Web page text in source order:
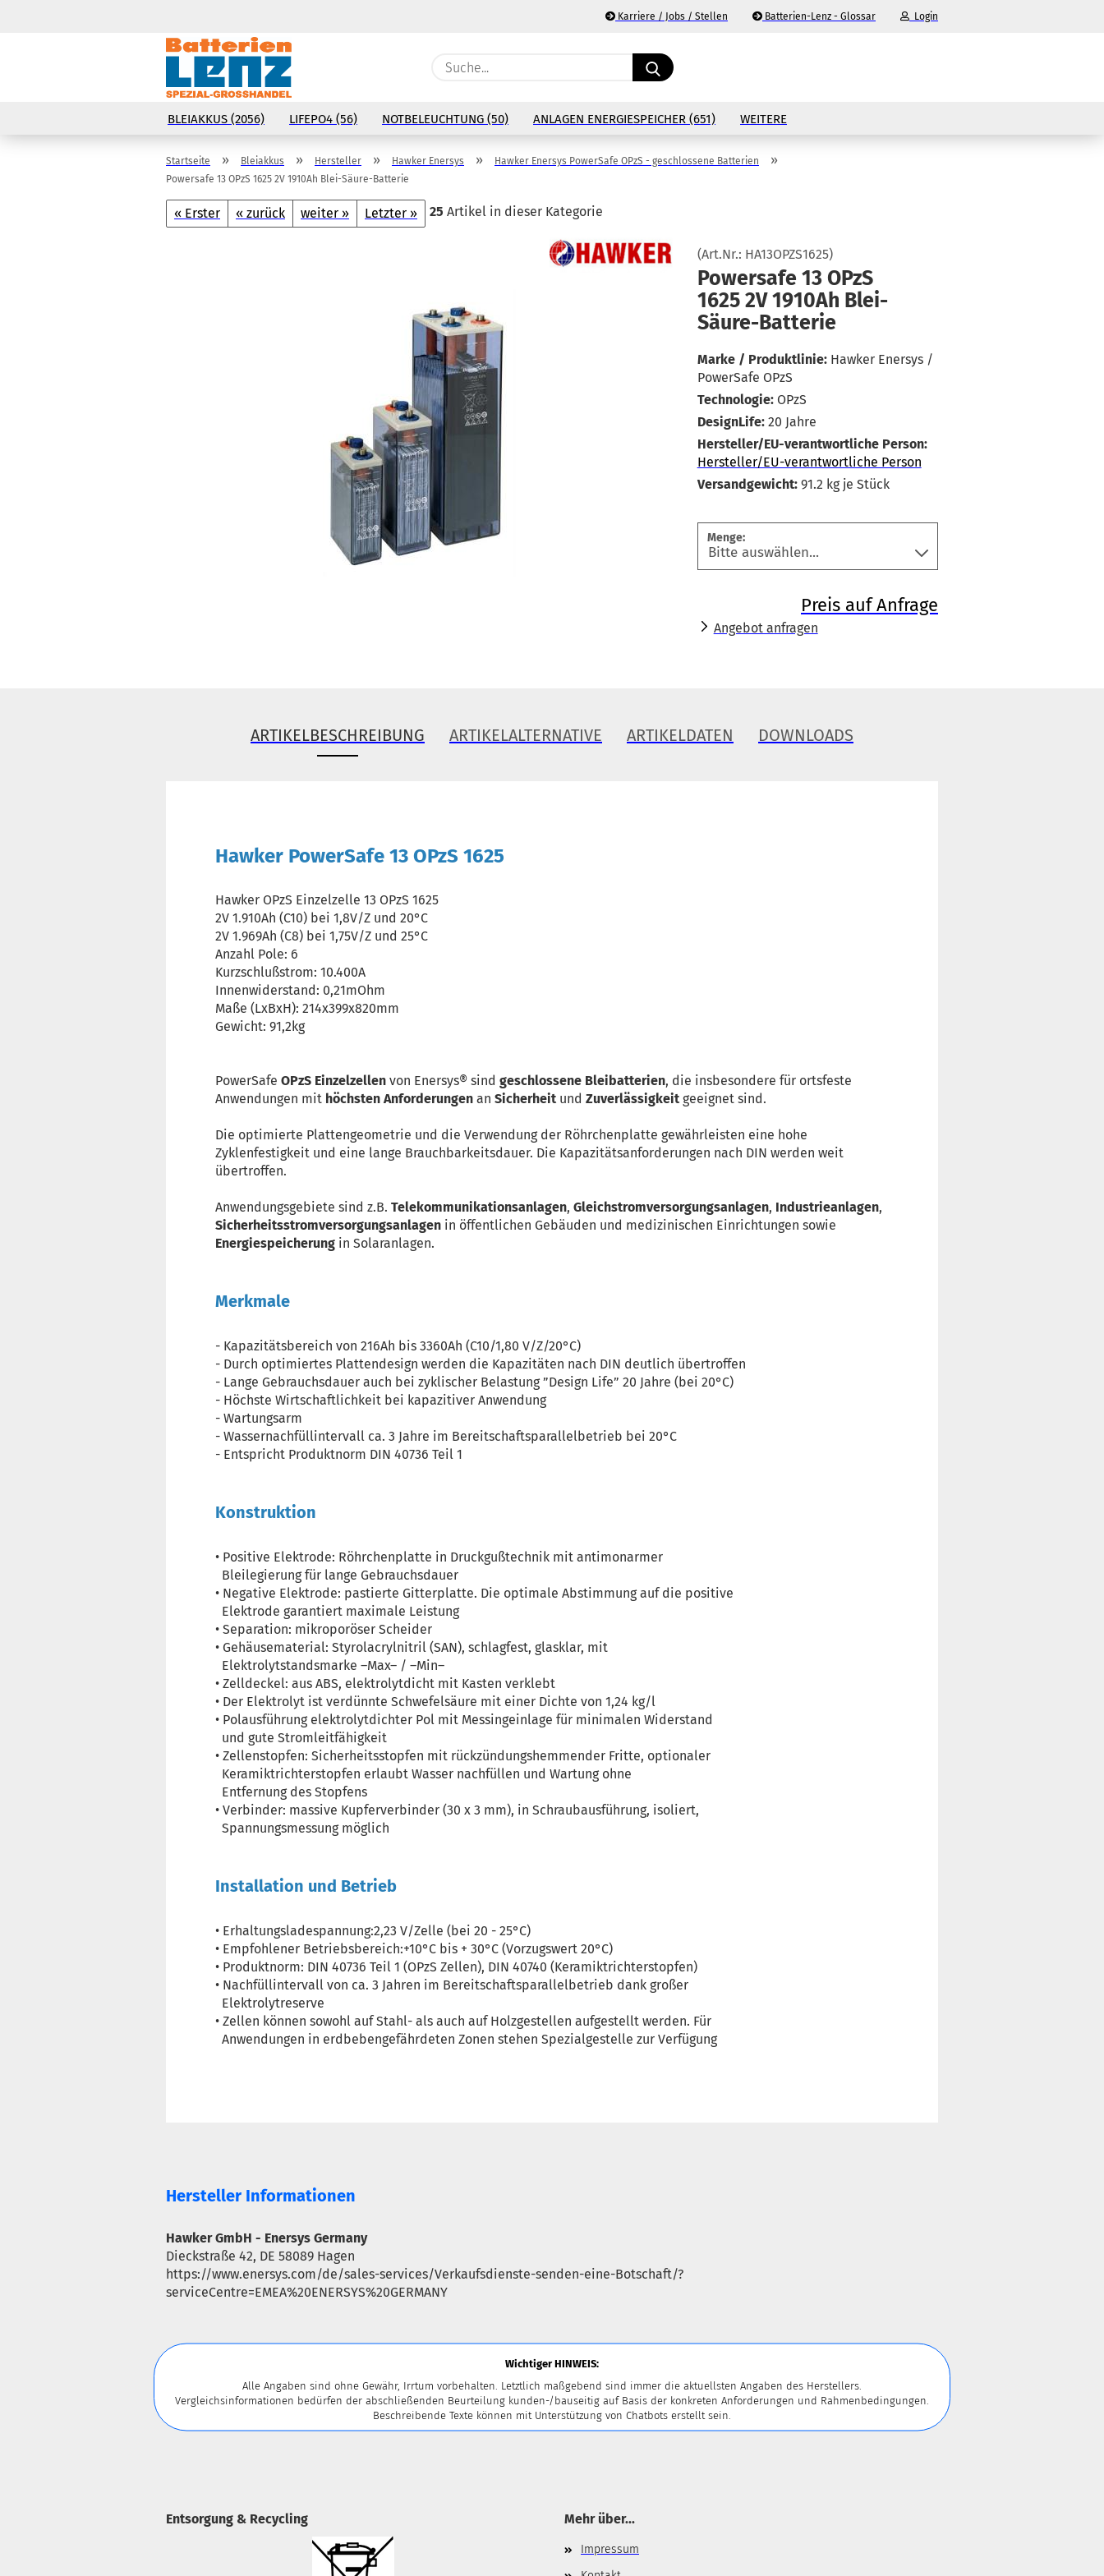
Karriere / Jobs / Stellen Batterien-Lenz - Glossar Login
Passwort
Konto erstellen
Passwort vergessen?
Suche...
BLEIAKKUS (2056) LIFEPO4 (56) NOTBELEUCHTUNG (50) ANLAGEN ENERGIESPEICHER (651) WEITERE
Startseite » Bleiakkus » Hersteller » Hawker Enersys » Hawker Enersys PowerSafe OPzS - geschlossene Batterien »
Powersafe 13 OPzS 1625 2V 1910Ah Blei-Säure-Batterie
« Erster « zurück weiter » Letzter » 25 Artikel in dieser Kategorie
(Art.Nr.: HA13OPZS1625)
Power­safe 13 OPzS
1625 2V 1910Ah Blei-​
Säure-Batterie
Marke / Produktlinie: Hawker Enersys /
PowerSafe OPzS
Technologie: OPzS
DesignLife: 20 Jahre
Hersteller/EU-verantwortliche Person:
Hersteller/EU-verantwortliche Person
Versandgewicht: 91.2 kg je Stück
Menge:
Preis auf Anfrage
Angebot anfragen
ARTIKELBESCHREIBUNG ARTIKELALTERNATIVE ARTIKELDATEN DOWNLOADS
Hawker PowerSafe 13 OPzS 1625
Hawker OPzS Einzelzelle 13 OPzS 1625
2V 1.910Ah (C10) bei 1,8V/Z und 20°C
2V 1.969Ah (C8) bei 1,75V/Z und 25°C
Anzahl Pole: 6
Kurzschlußstrom: 10.400A
Innenwiderstand: 0,21mOhm
Maße (LxBxH): 214x399x820mm
Gewicht: 91,2kg
PowerSafe OPzS Einzelzellen von Enersys® sind geschlossene Bleibatterien, die insbesondere für ortsfeste
Anwendungen mit höchsten Anforderungen an Sicherheit und Zuverlässigkeit geeignet sind.
Die optimierte Plattengeometrie und die Verwendung der Röhrchenplatte gewährleisten eine hohe
Zyklenfestigkeit und eine lange Brauchbarkeitsdauer. Die Kapazitätsanforderungen nach DIN werden weit
übertroffen.
Anwendungsgebiete sind z.B. Telekommunikationsanlagen, Gleichstromversorgungsanlagen, Industrieanlagen,
Sicherheitsstromversorgungsanlagen in öffentlichen Gebäuden und medizinischen Einrichtungen sowie
Energiespeicherung in Solaranlagen.
Merkmale
- Kapazitätsbereich von 216Ah bis 3360Ah (C10/1,80 V/Z/20°C)
- Durch optimiertes Plattendesign werden die Kapazitäten nach DIN deutlich übertroffen
- Lange Gebrauchsdauer auch bei zyklischer Belastung ”Design Life” 20 Jahre (bei 20°C)
- Höchste Wirtschaftlichkeit bei kapazitiver Anwendung
- Wartungsarm
- Wassernachfüllintervall ca. 3 Jahre im Bereitschaftsparallelbetrieb bei 20°C
- Entspricht Produktnorm DIN 40736 Teil 1
Konstruktion
• Positive Elektrode: Röhrchenplatte in Druckgußtechnik mit antimonarmer
Bleilegierung für lange Gebrauchsdauer
• Negative Elektrode: pastierte Gitterplatte. Die optimale Abstimmung auf die positive
Elektrode garantiert maximale Leistung
• Separation: mikroporöser Scheider
• Gehäusematerial: Styrolacrylnitril (SAN), schlagfest, glasklar, mit
Elektrolytstandsmarke –Max– / –Min–
• Zelldeckel: aus ABS, elektrolytdicht mit Kasten verklebt
• Der Elektrolyt ist verdünnte Schwefelsäure mit einer Dichte von 1,24 kg/l
• Polausführung elektrolytdichter Pol mit Messingeinlage für minimalen Widerstand
und gute Stromleitfähigkeit
• Zellenstopfen: Sicherheitsstopfen mit rückzündungshemmender Fritte, optionaler
Keramiktrichterstopfen erlaubt Wasser nachfüllen und Wartung ohne
Entfernung des Stopfens
• Verbinder: massive Kupferverbinder (30 x 3 mm), in Schraubausführung, isoliert,
Spannungsmessung möglich
Installation und Betrieb
• Erhaltungsladespannung:2,23 V/Zelle (bei 20 - 25°C)
• Empfohlener Betriebsbereich:+10°C bis + 30°C (Vorzugswert 20°C)
• Produktnorm: DIN 40736 Teil 1 (OPzS Zellen), DIN 40740 (Keramiktrichterstopfen)
• Nachfüllintervall von ca. 3 Jahren im Bereitschaftsparallelbetrieb dank großer
Elektrolytreserve
• Zellen können sowohl auf Stahl- als auch auf Holzgestellen aufgestellt werden. Für
Anwendungen in erdbebengefährdeten Zonen stehen Spezialgestelle zur Verfügung
Hersteller Informationen
Hawker GmbH - Enersys Germany
Dieckstraße 42, DE 58089 Hagen
https://www.enersys.com/de/sales-services/Verkaufsdienste-senden-eine-Botschaft/?
serviceCentre=EMEA%20ENERSYS%20GERMANY
Wichtiger HINWEIS:
Alle Angaben sind ohne Gewähr, Irrtum vorbehalten. Letztlich maßgebend sind immer die aktuellsten Angaben des Herstellers.
Vergleichsinformationen bedürfen der abschließenden Beurteilung kunden-/bauseitig auf Basis der konkreten Anforderungen und Rahmenbedingungen.
Beschreibende Texte können mit Unterstützung von Chatbots erstellt sein.
Entsorgung & Recycling Mehr über...
Impressum